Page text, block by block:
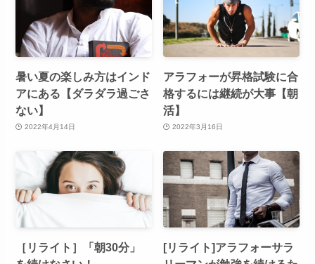
暑い夏の楽しみ方はインド
アにある【ダラダラ過ごさ
ない】
2022年4月14日
アラフォーが昇格試験に合
格するには継続が大事【朝
活】
2022年3月16日
［リライト］「朝30分」
[リライト]アラフォーサラ